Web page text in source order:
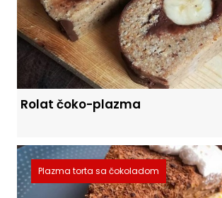
Rolat čoko-plazma
Plazma torta sa čokoladom